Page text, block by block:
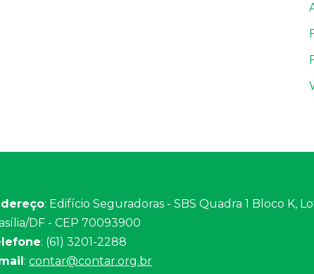
: Edifício Seguradoras - SBS Quadra 1 Bloco K,
DF - CEP 70093900
: (61) 3201-2288
: contar@contar.org.br